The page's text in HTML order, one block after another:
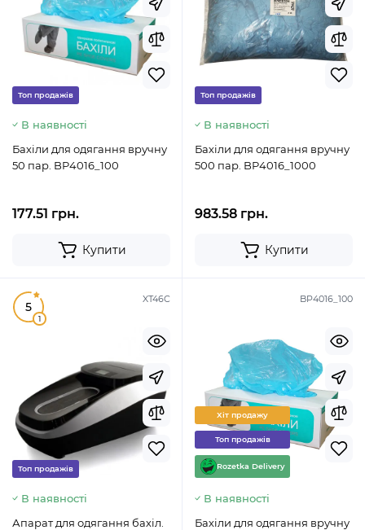
Топ продажів
В наявності
Бахіли для одягання вручну
50 пар. BP4016_100
177.51 грн.
Купити
Топ продажів
В наявності
Бахіли для одягання вручну
500 пар. BP4016_1000
983.58 грн.
Купити
XT46C
5
1
Топ продажів
В наявності
Апарат для одягання бахіл.
BP4016_100
Хіт продажу
Топ продажів
Rozetka Delivery
В наявності
Бахіли для одягання вручну